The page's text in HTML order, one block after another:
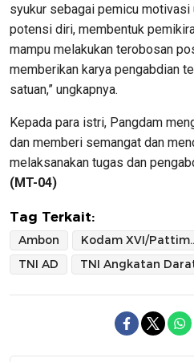
syukur sebagai pemicu motivasi
potensi diri, membentuk
mampu melakukan terobosan
memberikan karya pengabdian
satuan,” ungkapnya.
Kepada para istri, Pangdam
dan memberi semangat dan
melaksanakan tugas dan
(MT-04)
Tag Terkait:
Ambon
TNI AD
TNI Angkatan